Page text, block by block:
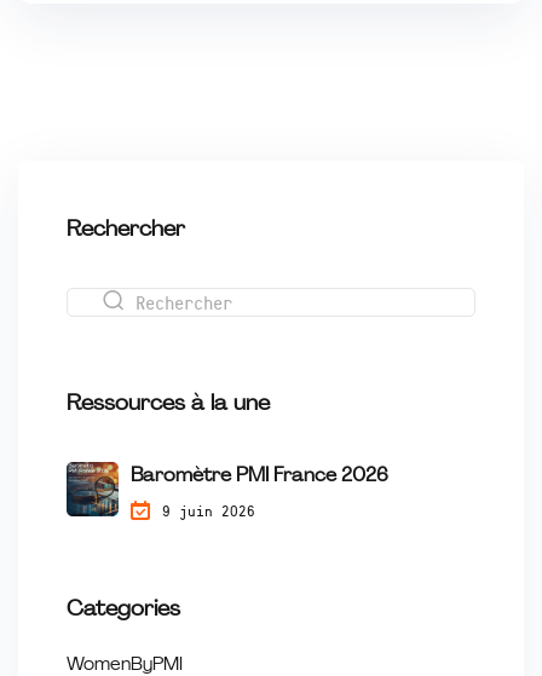
Rechercher
Ressources à la une
Baromètre PMI France 2026
9 juin 2026
Categories
WomenByPMI